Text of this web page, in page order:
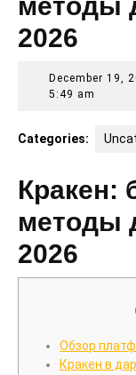
2026
December 19,
5:49 am
Categories:
Кракен:
методы
2026
Обзор
Кракен в